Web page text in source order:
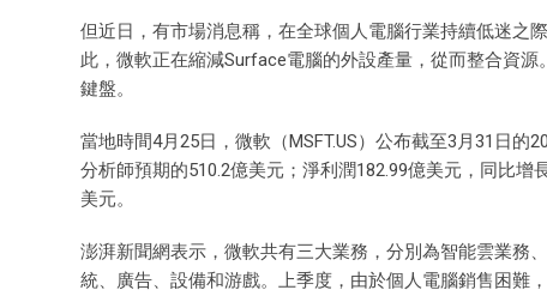
但近日，有市場消息稱，在全球個人電腦行業持續低迷之
此，微軟正在縮減Surface電腦的外設產量，從而整合資
鍵盤。
當地時間4月25日，微軟（MSFT.US）公布截至3月31日
分析師預期的510.2億美元；淨利潤182.99億美元，同比
美元。
澎湃新聞網表示，微軟共有三大業務，分別為智能雲業務
統、廣告、設備和游戲。上季度，由於個人電腦銷售困難